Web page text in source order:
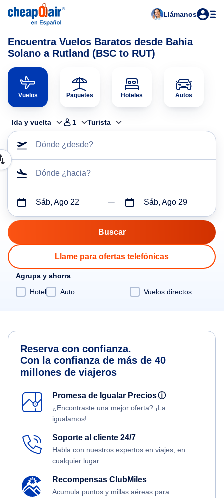
Llámanos
Encuentra Vuelos Baratos desde Bahia
Solano a Rutland (BSC to RUT)
Vuelos Paquetes Hoteles Autos
Ida y vuelta 1 Turista
Dónde ¿desde?
Dónde ¿hacia?
Sáb, Ago 22 Sáb, Ago 29
Llame para ofertas telefónicas
Agrupa y ahorra
Hotel
Auto Vuelos directos
Reserva con confianza.
Con la confianza de más de 40
millones de viajeros
Promesa de Igualar Preciosⓘ
¿Encontraste una mejor oferta? ¡La
igualamos!
Soporte al cliente 24/7
Habla con nuestros expertos en viajes, en
cualquier lugar
Recompensas ClubMiles
Acumula puntos y millas aéreas para